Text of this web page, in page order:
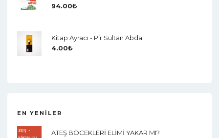
94.00₺
Kitap Ayracı - Pir Sultan Abdal
4.00₺
EN YENILER
ATEŞ BÖCEKLERİ ELİMİ YAKAR MI?